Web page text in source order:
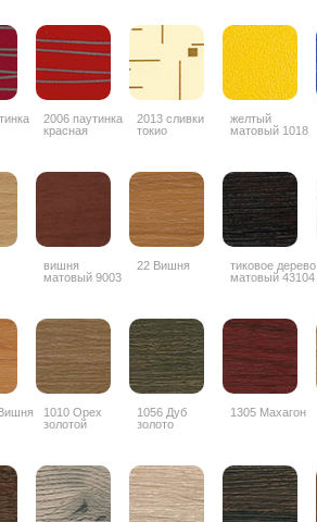
2006 паутинка
красная
2013 сливки
токио
желтый
матовый 1018
вишня
матовый 9003
22 Вишня
тиковое дерево
матовый 43104
1010 Орех
золотой
1056 Дуб
золото
1305 Махагон